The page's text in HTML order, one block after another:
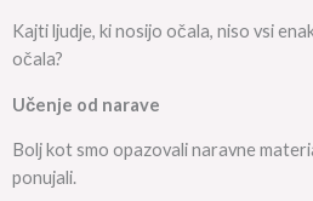
Kajti ljudje, ki nosijo očala, niso vsi
očala?
Učenje od narave
Bolj kot smo opazovali naravne
ponujali.